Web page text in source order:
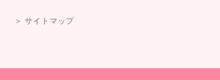
＞ サイトマップ